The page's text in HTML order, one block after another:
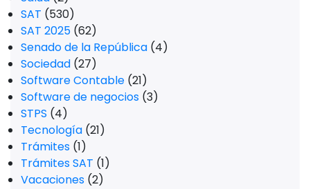
SAT (530)
SAT 2025 (62)
Senado de la República (4)
Sociedad (27)
Software Contable (21)
Software de negocios (3)
STPS (4)
Tecnología (21)
Trámites (1)
Trámites SAT (1)
Vacaciones (2)